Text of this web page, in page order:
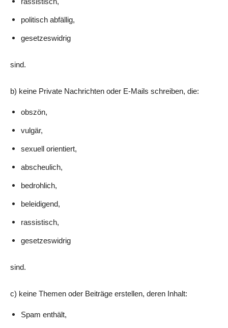
politisch abfällig,
gesetzeswidrig
sind.
b) keine Private Nachrichten oder E-Mails schreiben, die:
obszön,
vulgär,
sexuell orientiert,
abscheulich,
bedrohlich,
beleidigend,
rassistisch,
gesetzeswidrig
sind.
c) keine Themen oder Beiträge erstellen, deren Inhalt:
Spam enthält,